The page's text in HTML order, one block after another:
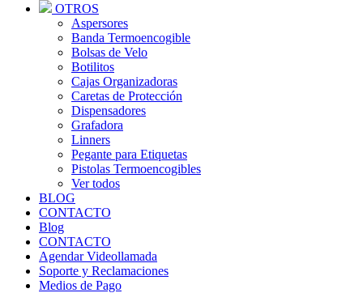
OTROS
Aspersores
Banda Termoencogible
Bolsas de Velo
Botilitos
Cajas Organizadoras
Caretas de Protección
Dispensadores
Grafadora
Linners
Pegante para Etiquetas
Pistolas Termoencogibles
Ver todos
BLOG
CONTACTO
Blog
CONTACTO
Agendar Videollamada
Soporte y Reclamaciones
Medios de Pago